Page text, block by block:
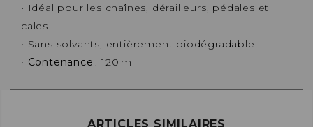
• Idéal pour les chaînes, dérailleurs, pédales et
cales
• Sans solvants, entièrement biodégradable
• Contenance : 120 ml
ARTICLES SIMILAIRES